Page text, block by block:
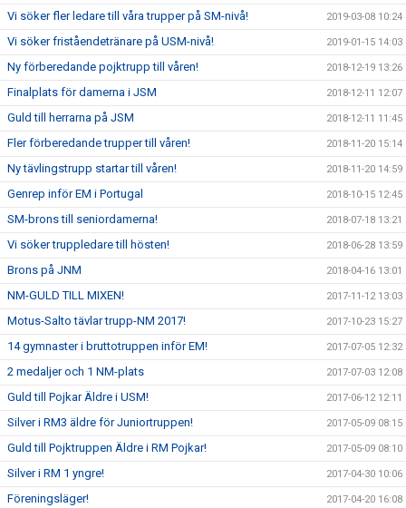
Vi söker fler ledare till våra trupper på SM-nivå! 2019-03-08 10:24
Vi söker friståendetränare på USM-nivå! 2019-01-15 14:03
Ny förberedande pojktrupp till våren! 2018-12-19 13:26
Finalplats för damerna i JSM 2018-12-11 12:07
Guld till herrarna på JSM 2018-12-11 11:45
Fler förberedande trupper till våren! 2018-11-20 15:14
Ny tävlingstrupp startar till våren! 2018-11-20 14:59
Genrep inför EM i Portugal 2018-10-15 12:45
SM-brons till seniordamerna! 2018-07-18 13:21
Vi söker truppledare till hösten! 2018-06-28 13:59
Brons på JNM 2018-04-16 13:01
NM-GULD TILL MIXEN! 2017-11-12 13:03
Motus-Salto tävlar trupp-NM 2017! 2017-10-23 15:27
14 gymnaster i bruttotruppen inför EM! 2017-07-05 12:32
2 medaljer och 1 NM-plats 2017-07-03 12:08
Guld till Pojkar Äldre i USM! 2017-06-12 12:11
Silver i RM3 äldre för Juniortruppen! 2017-05-09 08:15
Guld till Pojktruppen Äldre i RM Pojkar! 2017-05-09 08:10
Silver i RM 1 yngre! 2017-04-30 10:06
Föreningsläger! 2017-04-20 16:08